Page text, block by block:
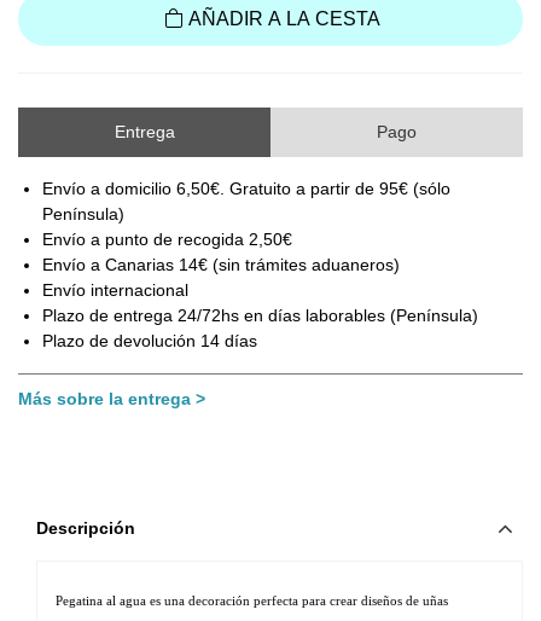
AÑADIR A LA CESTA
Entrega Pago
Envío a domicilio 6,50€. Gratuito a partir de 95€ (sólo
Península)
Envío a punto de recogida 2,50€
Envío a Canarias 14€ (sin trámites aduaneros)
Envío internacional
Plazo de entrega 24/72hs en días laborables (Península)
Plazo de devolución 14 días
Más sobre la entrega
Descripción
Pegatina al agua es una decoración perfecta para crear diseños de uñas